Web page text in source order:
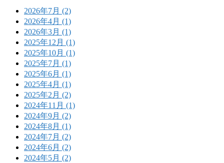
2026年7月 (2)
2026年4月 (1)
2026年3月 (1)
2025年12月 (1)
2025年10月 (1)
2025年7月 (1)
2025年6月 (1)
2025年4月 (1)
2025年2月 (2)
2024年11月 (1)
2024年9月 (2)
2024年8月 (1)
2024年7月 (2)
2024年6月 (2)
2024年5月 (2)